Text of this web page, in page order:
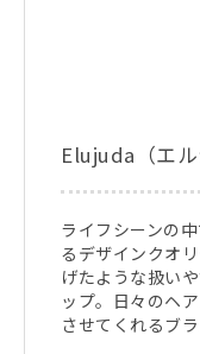
Elujuda（エル
ライフシーンの
るデザインクオ
げたような扱い
ップ。日々のヘ
させてくれるブラ